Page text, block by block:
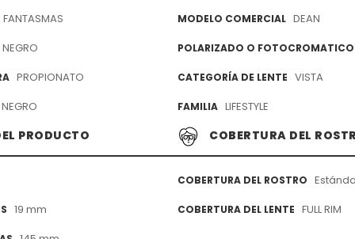
FANTASMAS
NEGRO
PROPIONATO
NEGRO
PRODUCTO
19 mm
MODELO COMERCIAL DEAN
POLARIZADO O FOTOCROMATICO
CATEGORÍA DE LENTE VISTA
FAMILIA LIFESTYLE
COBERTURA DEL
COBERTURA DEL ROSTRO
COBERTURA DEL LENTE FULL RIM